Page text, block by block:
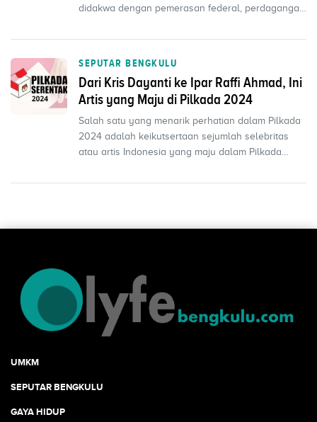
didakwa dengan pemerasan federal, perdagangan
SEPUTAR BENGKULU
Dari Kris Dayanti ke Ipar Raffi Ahmad, Ini
Artis yang Maju di Pilkada 2024
Salah satu yang menarik perhatian dalam Pilkada
2024 adalah keikutsertaan sejumlah selebritas
atau artis Indonesia yang maju dalam Pilkada
UMKM
SEPUTAR BENGKULU
GAYA HIDUP